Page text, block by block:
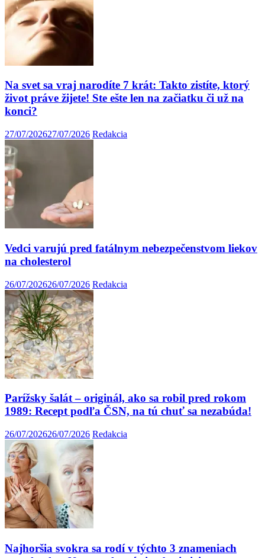
Na svet sa vraj narodíte 7 krát: Takto zistíte, ktorý
život práve žijete! Ste ešte len na začiatku či už na
konci?
27/07/202627/07/2026 Redakcia
Vedci varujú pred fatálnym nebezpečenstvom liekov
na cholesterol
26/07/202626/07/2026 Redakcia
Parížsky šalát – originál, ako sa robil pred rokom
1989: Recept podľa ČSN, na tú chuť sa nezabúda!
26/07/202626/07/2026 Redakcia
Najhoršia svokra sa rodí v týchto 3 znameniach